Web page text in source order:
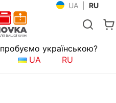
UA RU
Кухонные мойки
45 B-TG
українською?
UA
RU